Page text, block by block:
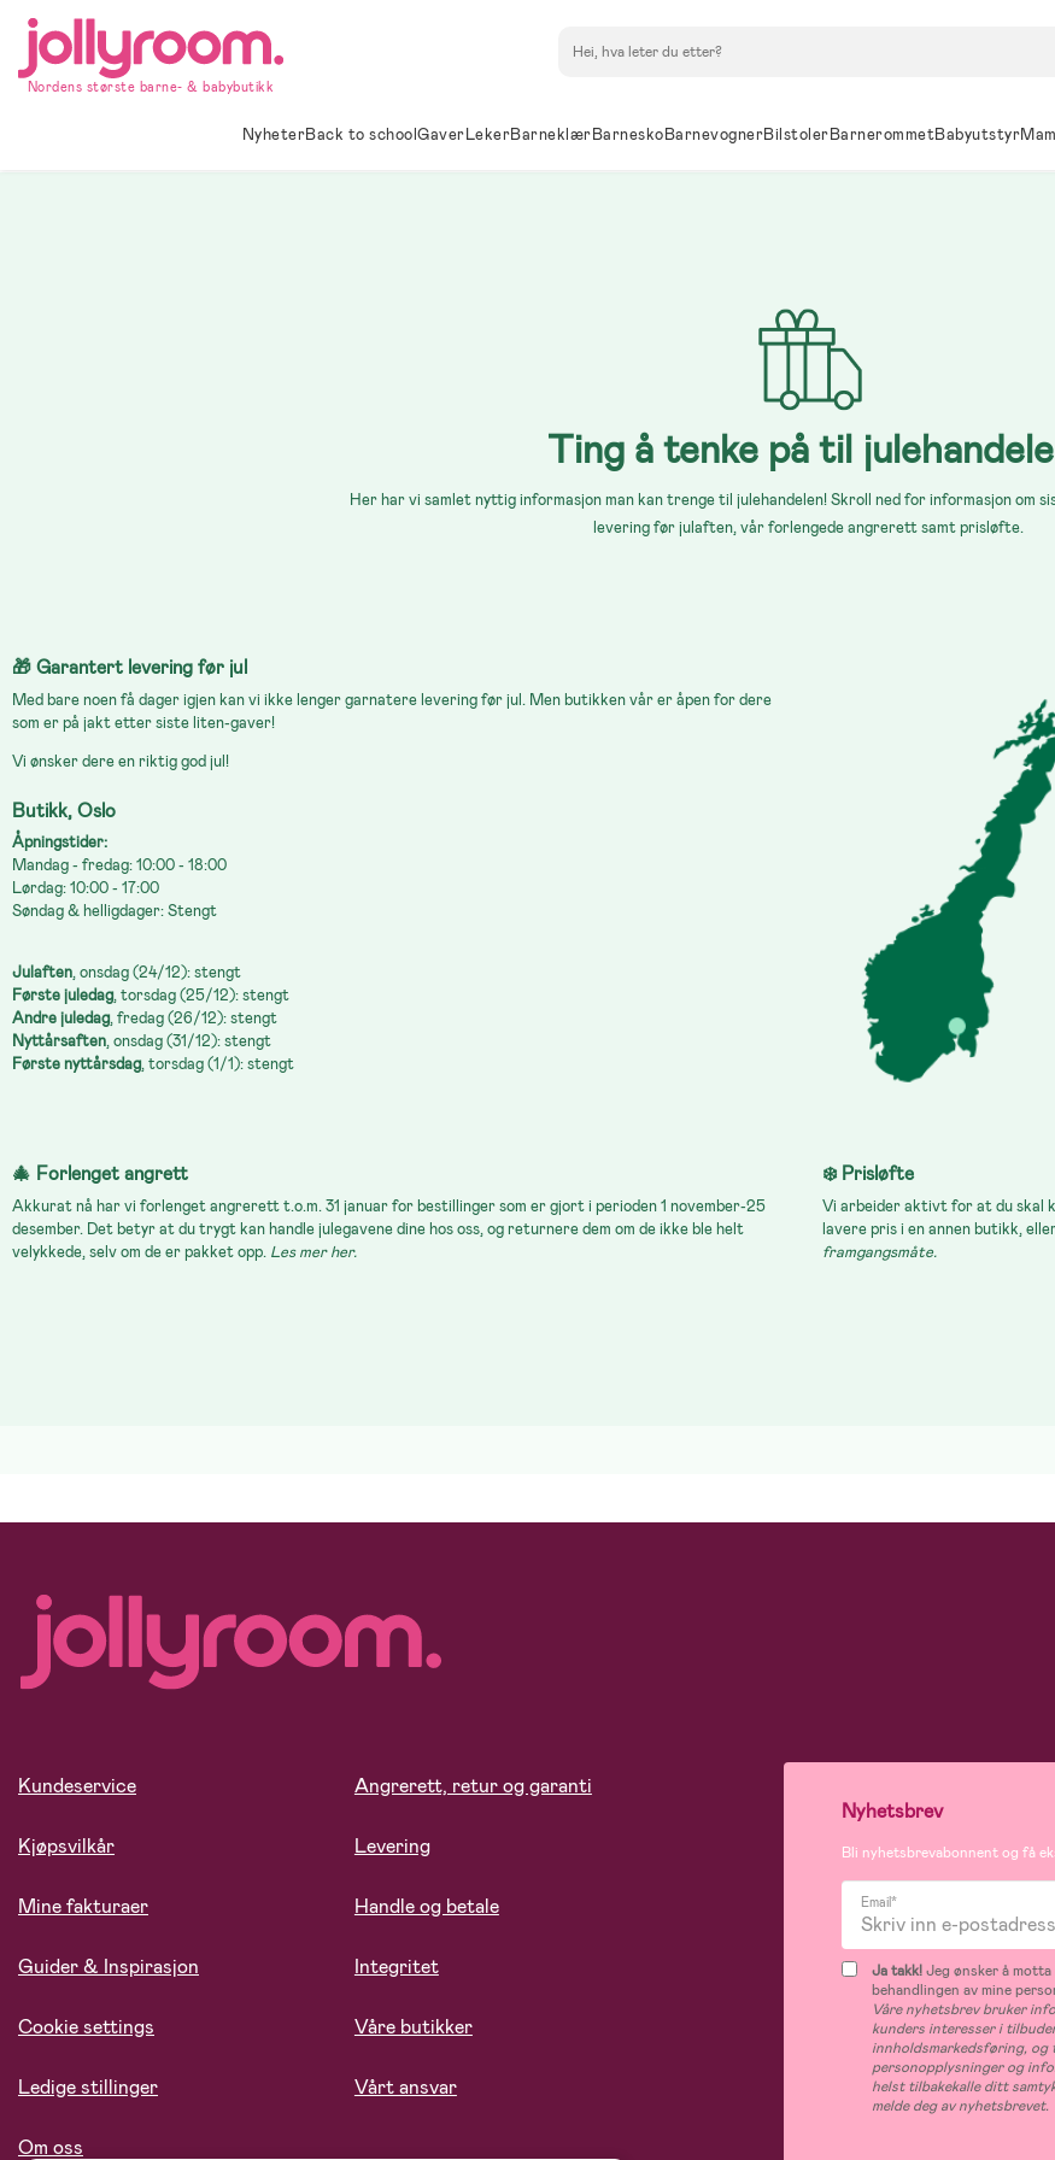
Hoppa
innehållet
Nordens største barne- & babybutikk
NyheterBack to schoolGaverLekerBarneklærBarneskoBarnevognerBilstolerBarnerommetBabyutstyr
Ting å tenke på til
Her har vi samlet nyttig informasjon man kan trenge til julehandelen! Skroll ned for informasjon om
levering før julaften, vår forlengede angrerett samt prisløfte.
🎁 Garantert levering før jul
Med bare noen få dager igjen kan vi ikke lenger garnatere levering før jul. Men butikken vår er åpen for dere
som er på jakt etter siste liten-gaver!
Vi ønsker dere en riktig god jul!
Butikk, Oslo
Åpningstider:
Mandag - fredag: 10:00 - 18:00
Lørdag: 10:00 - 17:00
Søndag & helligdager: Stengt
Julaften, onsdag (24/12): stengt
Første juledag, torsdag (25/12): stengt
Andre juledag, fredag (26/12): stengt
Nyttårsaften, onsdag (31/12): stengt
Første nyttårsdag, torsdag (1/1): stengt
🎄 Forlenget angrett
Akkurat nå har vi forlenget angrerett t.o.m. 31 januar for bestillinger som er gjort i perioden 1 november-25
desember. Det betyr at du trygt kan handle julegavene dine hos oss, og returnere dem om de ikke ble helt
velykkede, selv om de er pakket opp. Les mer her.
❄️ Prisløfte
Vi arbeider aktivt for at du skal
lavere pris i en annen butikk,
framgangsmåte.
Kundeservice
Kjøpsvilkår
Mine fakturaer
Guider & Inspirasjon
Cookie settings
Ledige stillinger
Om oss
Angrerett, retur og garanti
Levering
Handle og betale
Integritet
Våre butikker
Vårt ansvar
Nyhetsbrev
Bli nyhetsbrevabonnent og få
Email*
Ja takk!Jeg ønsker å motta
behandlingen av mine
Våre nyhetsbrev bruker
kunders interesser i
innholdsmarkedsføring, og
personopplysninger og
helst tilbakekalle ditt
melde deg av nyhetsbrevet.